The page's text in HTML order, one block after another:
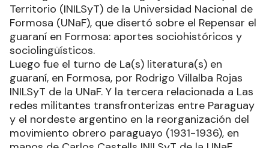
Territorio (INILSyT) de la Universidad Nacional de
Formosa (UNaF), que disertó sobre el Repensar el
guaraní en Formosa: aportes sociohistóricos y
sociolingüísticos.
Luego fue el turno de La(s) literatura(s) en
guaraní, en Formosa, por Rodrigo Villalba Rojas
INILSyT de la UNaF. Y la tercera relacionada a Las
redes militantes transfronterizas entre Paraguay
y el nordeste argentino en la reorganización del
movimiento obrero paraguayo (1931-1936), en